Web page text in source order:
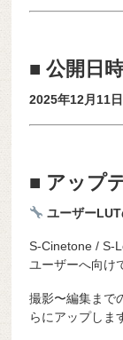
■ 公開日
2025年12月11
■ アップ
ユーザー
S-Cinetone / S-
ユーザーへ向け
撮影〜編集まで
らにアップしま